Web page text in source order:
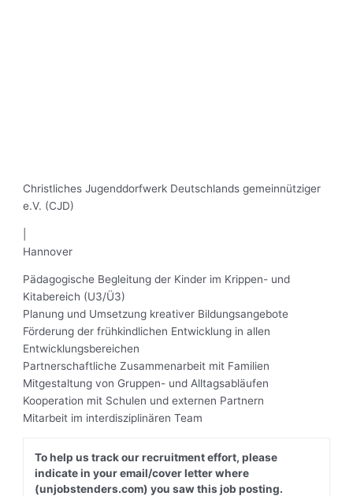
Christliches Jugenddorfwerk Deutschlands gemeinnütziger
e.V. (CJD)
Hannover
Pädagogische Begleitung der Kinder im Krippen- und
Kitabereich (U3/Ü3)
Planung und Umsetzung kreativer Bildungsangebote
Förderung der frühkindlichen Entwicklung in allen
Entwicklungsbereichen
Partnerschaftliche Zusammenarbeit mit Familien
Mitgestaltung von Gruppen- und Alltagsabläufen
Kooperation mit Schulen und externen Partnern
Mitarbeit im interdisziplinären Team
To help us track our recruitment effort, please
indicate in your email/cover letter where
(unjobstenders.com) you saw this job posting.